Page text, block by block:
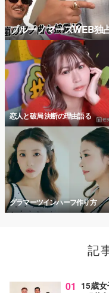
ブルーノマーズWEB独
恋人と破局 決断の理由語る
グラマーツインハーフ作り方
記
01 15歳